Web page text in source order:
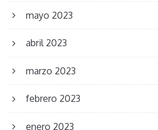
mayo 2023
abril 2023
marzo 2023
febrero 2023
enero 2023